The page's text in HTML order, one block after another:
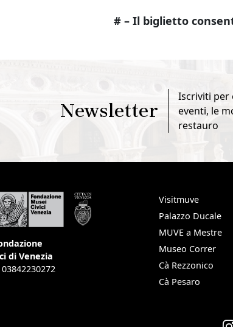
# – Il biglietto
Newsletter
Iscriviti per
eventi, le
restauro
di Venezia
03842230272
Visitmuve
Palazzo Ducale
MUVE a Mestre
Museo Correr
Cà Rezzonico
Cà Pesaro